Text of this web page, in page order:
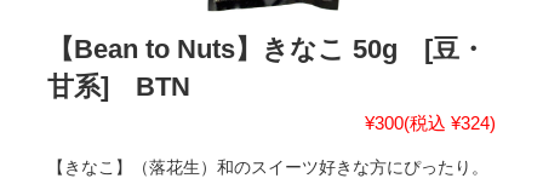
【Bean to Nuts】きなこ 50g [豆・
甘系] BTN
¥300(税込 ¥324)
【きなこ】（落花生）和のスイーツ好きな方にぴったり。